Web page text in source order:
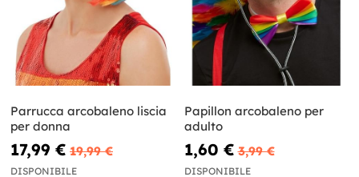
Parrucca arcobaleno liscia
per donna
17,99 € 19,99 €
DISPONIBILE
Papillon arcobaleno per
adulto
1,60 € 3,99 €
DISPONIBILE